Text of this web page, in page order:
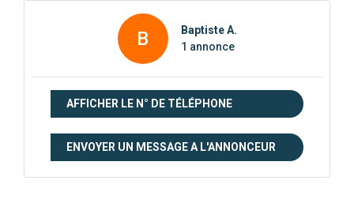
B
Baptiste A.
1 annonce
AFFICHER LE N° DE TÉLÉPHONE
ENVOYER UN MESSAGE A L'ANNONCEUR